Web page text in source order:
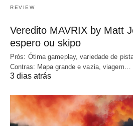
REVIEW
Veredito MAVRIX by Matt
espero ou skipo
Prós: Ótima gameplay, variedade de
Contras: Mapa grande e vazia, viagem…
3 dias atrás